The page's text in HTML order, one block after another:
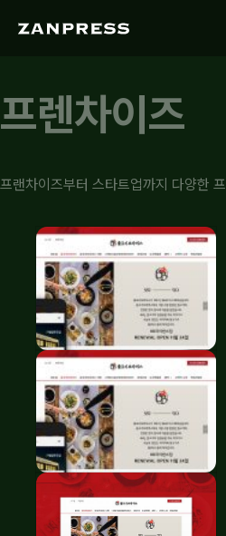
프렌차이즈
프랜차이즈부터 스타트업까지 다양한